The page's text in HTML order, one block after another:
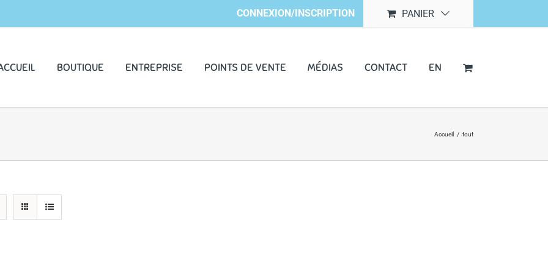
CONNEXION/INSCRIPTION PANIER
BOUTIQUE ENTREPRISE POINTS DE VENTE MÉDIAS CONTACT EN
Accueil / tout